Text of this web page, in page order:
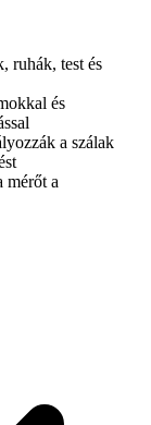
ruhák, test és
és
a szálak
mérőt a